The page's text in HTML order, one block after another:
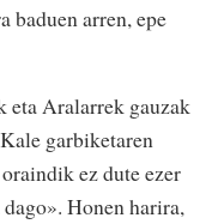
baduen arren, epe
eta Aralarrek gauzak
garbiketaren
ez dute ezer
Honen harira,